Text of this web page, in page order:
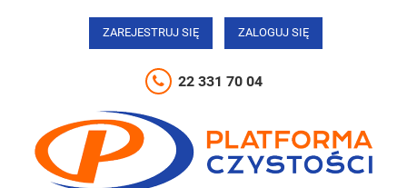
ZAREJESTRUJ SIĘ ZALOGUJ SIĘ
22 331 70 04